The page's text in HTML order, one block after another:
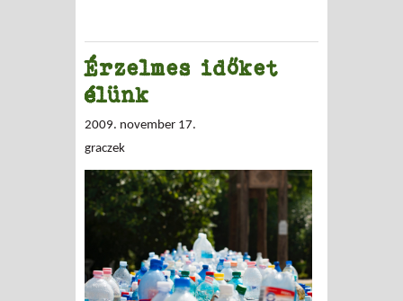
Érzelmes időket
élünk
2009. november 17.
graczek